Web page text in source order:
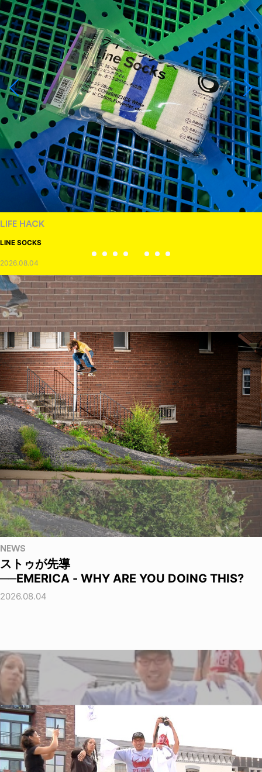
LIFE HACK
150 WALLET
2026.07.28
NEWS
ストゥが先導
──EMERICA - WHY ARE YOU DOING THIS?
2026.08.04